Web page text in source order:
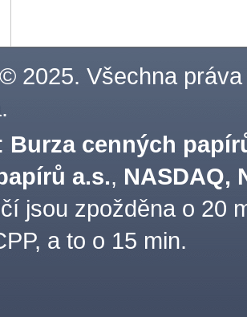
2025. Všechna práva
Burza cenných
a.s., NASDAQ,
jsou zpožděna o 20
a to o 15 min.